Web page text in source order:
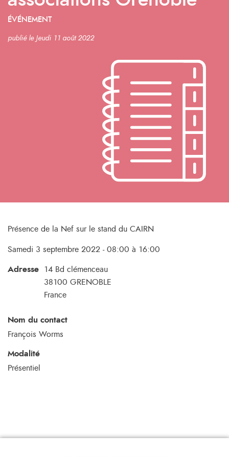
ÉVÉNEMENT
publié le Jeudi 11 août 2022
Présence de la Nef sur le stand du CAIRN
Samedi 3 septembre 2022 - 08:00 à 16:00
Adresse
14 Bd clémenceau
38100 GRENOBLE
France
Nom du contact
François Worms
Modalité
Présentiel